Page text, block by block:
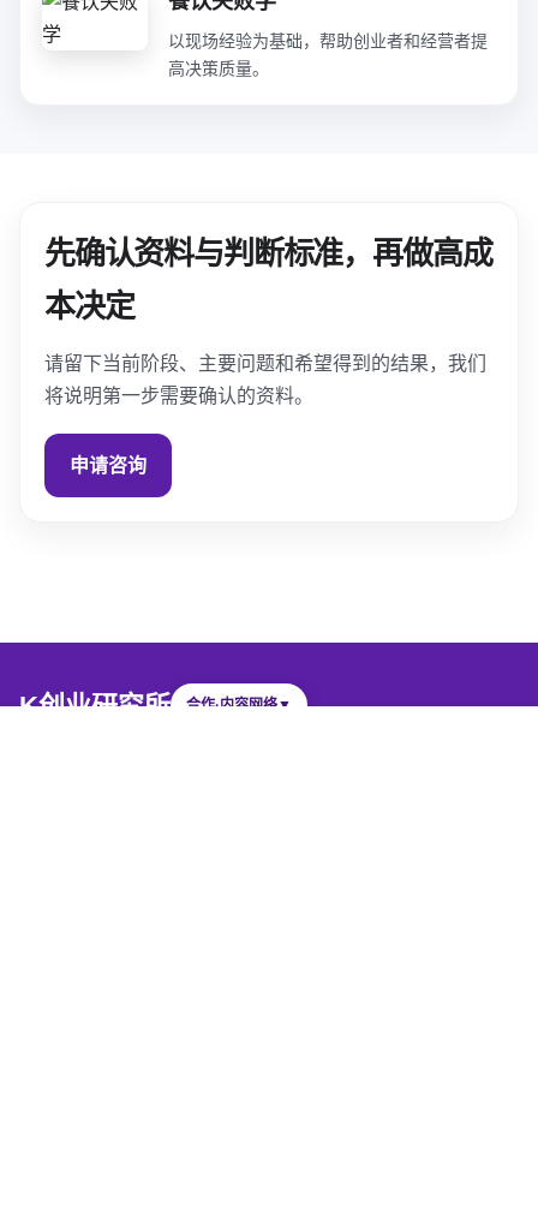
以现场经验为基础，帮助创业者和经营者提
高决策质量。
先确认资料与判断标准，再做高成
本决定
请留下当前阶段、主要问题和希望得到的结果，我们
将说明第一步需要确认的资料。
申请咨询
K创业研究所 合作·内容网络▼